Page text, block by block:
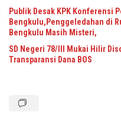
Publik Desak KPK Konferensi
Bengkulu,Penggeledahan di
Bengkulu Masih Misteri,
SD Negeri 78/III Mukai Hilir
Transparansi Dana BOS